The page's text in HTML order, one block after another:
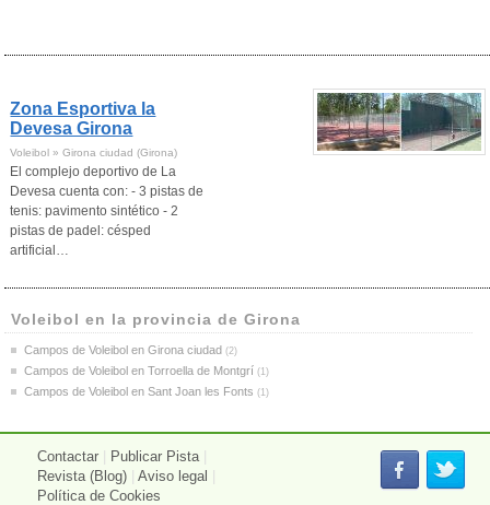
Zona Esportiva la
Devesa Girona
Voleibol » Girona ciudad (Girona)
El complejo deportivo de La
Devesa cuenta con: - 3 pistas de
tenis: pavimento sintético - 2
pistas de padel: césped
artificial…
Voleibol en la provincia de Girona
Campos de Voleibol en Girona ciudad (2)
Campos de Voleibol en Torroella de Montgrí (1)
Campos de Voleibol en Sant Joan les Fonts (1)
Contactar Publicar Pista
Revista (Blog)
Aviso legal
Política de Cookies